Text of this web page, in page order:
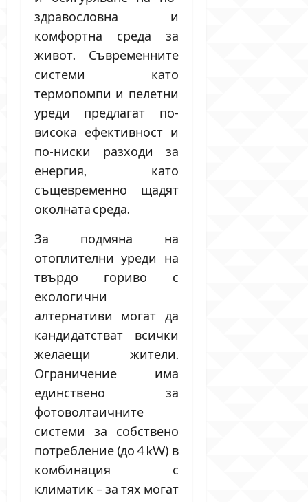
здравословна и
комфортна среда за
живот. Съвременните
системи като
термопомпи и пелетни
уреди предлагат по-
висока ефективност и
по-ниски разходи за
енергия, като
същевременно щадят
околната среда.
За подмяна на
отоплителни уреди на
твърдо гориво с
екологични
алтернативи могат да
кандидатстват всички
желаещи жители.
Ограничение има
единствено за
фотоволтаичните
системи за собствено
потребление (до 4 kW) в
комбинация с
климатик – за тях могат